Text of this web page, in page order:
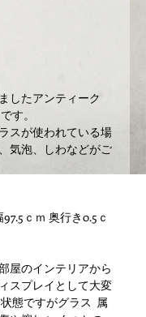
したアンティーク
す。
スが使われている場
気泡、しわなどがご
屋のインテリアから
スプレイとして大変
態ですがグラス  属